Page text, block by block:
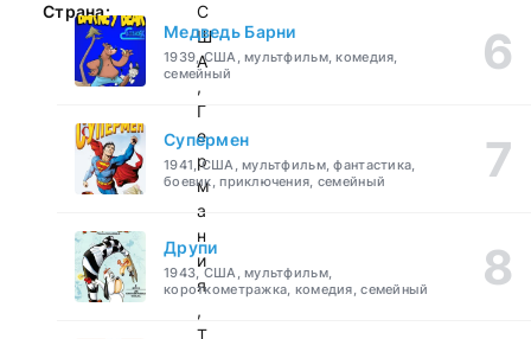
Страна:
С
Ш
А
,
Г
е
р
м
а
н
и
я
,
Т
Медведь Барни
1939, США, мультфильм, комедия,
семейный
Супермен
1941, США, мультфильм, фантастика,
боевик, приключения, семейный
Друпи
1943, США, мультфильм,
короткометражка, комедия, семейный